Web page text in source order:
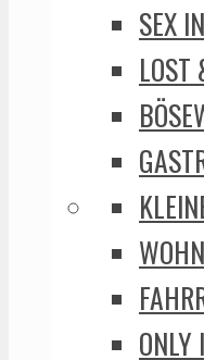
SEX
LOST
ONLY